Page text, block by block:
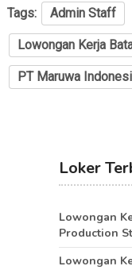
Tags: Admin Staff
Lowongan Kerja
PT Maruwa
Loker
Lowongan
Production
Lowongan